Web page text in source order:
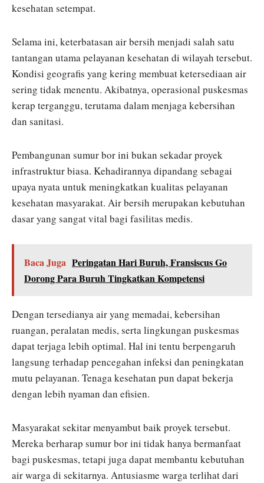
kesehatan setempat.
Selama ini, keterbatasan air bersih menjadi salah satu
tantangan utama pelayanan kesehatan di wilayah tersebut.
Kondisi geografis yang kering membuat ketersediaan air
sering tidak menentu. Akibatnya, operasional puskesmas
kerap terganggu, terutama dalam menjaga kebersihan
dan sanitasi.
Pembangunan sumur bor ini bukan sekadar proyek
infrastruktur biasa. Kehadirannya dipandang sebagai
upaya nyata untuk meningkatkan kualitas pelayanan
kesehatan masyarakat. Air bersih merupakan kebutuhan
dasar yang sangat vital bagi fasilitas medis.
Baca Juga Peringatan Hari Buruh, Fransiscus Go
Dorong Para Buruh Tingkatkan Kompetensi
Dengan tersedianya air yang memadai, kebersihan
ruangan, peralatan medis, serta lingkungan puskesmas
dapat terjaga lebih optimal. Hal ini tentu berpengaruh
langsung terhadap pencegahan infeksi dan peningkatan
mutu pelayanan. Tenaga kesehatan pun dapat bekerja
dengan lebih nyaman dan efisien.
Masyarakat sekitar menyambut baik proyek tersebut.
Mereka berharap sumur bor ini tidak hanya bermanfaat
bagi puskesmas, tetapi juga dapat membantu kebutuhan
air warga di sekitarnya. Antusiasme warga terlihat dari